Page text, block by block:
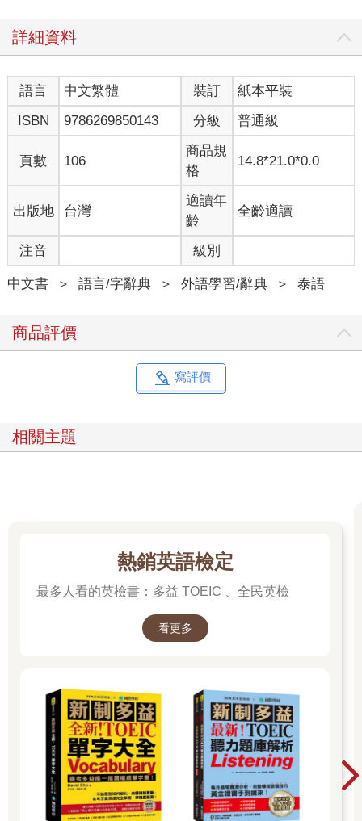
詳細資料
語言 中文繁體 裝訂
紙本平裝
ISBN
9786269850143 分級 普通級
頁數 106
商品規
格
14.8*21.0*0.0
出版地 台灣
適讀年
齡
全齡適讀
注音 級別
中文書 ＞ 語言/字辭典 ＞ 外語學習/辭典 ＞ 泰語
商品評價
寫評價
相關主題
熱銷英語檢定
最多人看的英檢書：多益 TOEIC 、全民英檢
看更多